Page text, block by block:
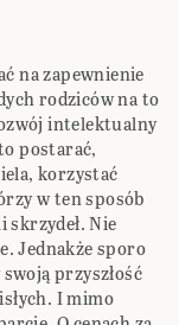
na zapewnienie
rodziców na to
intelektualny
postarać,
korzystać
w ten sposób
skrzydeł. Nie
Jednakże sporo
przyszłość
I mimo